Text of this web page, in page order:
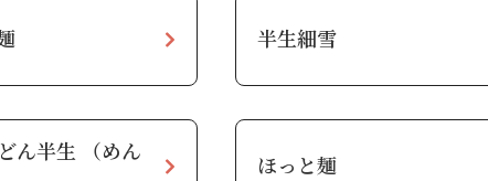
半生細雪
ん半生 （めん
ほっと麺